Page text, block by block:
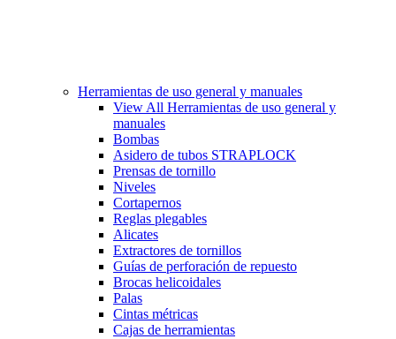
Herramientas de uso general y manuales
View All Herramientas de uso general y
manuales
Bombas
Asidero de tubos STRAPLOCK
Prensas de tornillo
Niveles
Cortapernos
Reglas plegables
Alicates
Extractores de tornillos
Guías de perforación de repuesto
Brocas helicoidales
Palas
Cintas métricas
Cajas de herramientas